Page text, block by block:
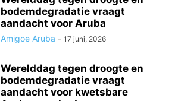
bodemdegradatie vraagt
aandacht voor Aruba
Amigoe Aruba - 17 juni, 2026
Werelddag tegen droogte en
bodemdegradatie vraagt
aandacht voor kwetsbare